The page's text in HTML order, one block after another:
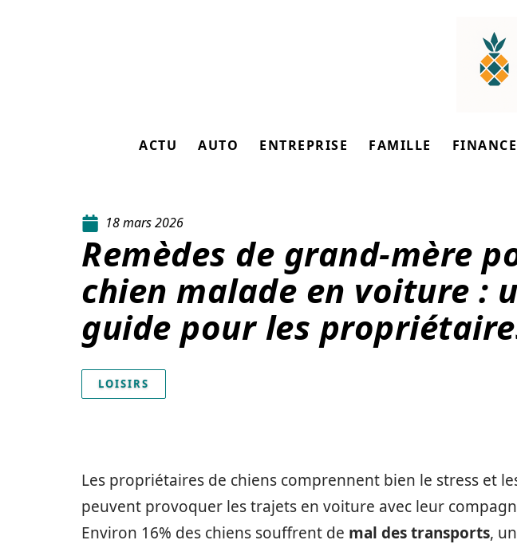
ACTU AUTO ENTREPRISE FAMILLE FINANCE
18 mars 2026
Remèdes de grand-mère
chien malade en voiture :
guide pour les
LOISIRS
Les propriétaires de chiens comprennent bien le stress et
peuvent provoquer les trajets en voiture avec leur
Environ 16% des chiens souffrent de mal des transports,